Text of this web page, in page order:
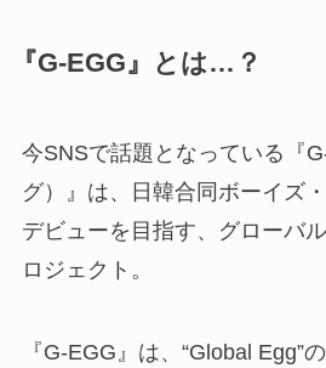
『G-EGG』とは…？
今SNSで話題となっている『
グ）』は、日韓合同ボーイズ
デビューを目指す、グローバ
ロジェクト。
『G-EGG』は、“Global Egg”